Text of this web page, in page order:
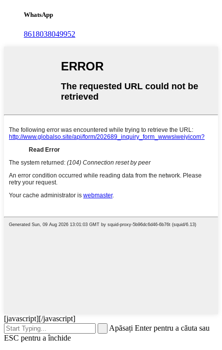
WhatsApp
8618038049952
[javascript][/javascript]
Apăsați Enter pentru a căuta sau
ESC pentru a închide